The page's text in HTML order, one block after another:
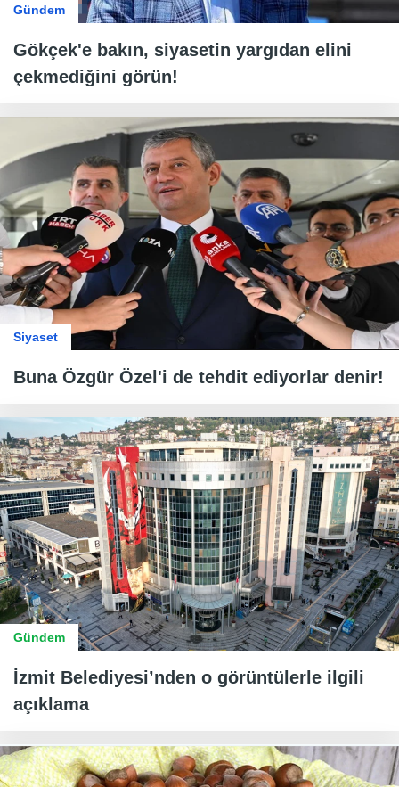
Gündem
Gökçek'e bakın, siyasetin yargıdan elini
çekmediğini görün!
Siyaset
Buna Özgür Özel'i de tehdit ediyorlar denir!
Gündem
İzmit Belediyesi’nden o görüntülerle ilgili
açıklama